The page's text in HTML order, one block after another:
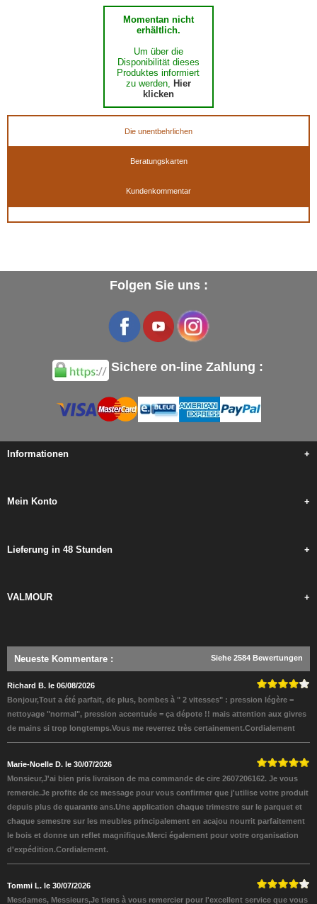
Momentan nicht
erhältlich.
Um über die
Disponibilität dieses
Produktes informiert
zu werden, Hier
klicken
Die unentbehrlichen
Beratungskarten
Kundenkommentar
Folgen Sie uns :
Sichere on-line Zahlung :
Informationen +
Mein Konto +
Lieferung in 48 Stunden +
VALMOUR +
Neueste Kommentare : Siehe 2584 Bewertungen
Richard B. le 06/08/2026
Bonjour,Tout a été parfait, de plus, bombes à " 2 vitesses" : pression légère =
nettoyage "normal", pression accentuée = ça dépote !! mais attention aux givres
de mains si trop longtemps.Vous me reverrez très certainement.Cordialement
Marie-Noelle D. le 30/07/2026
Monsieur,J'ai bien pris livraison de ma commande de cire 2607206162. Je vous
remercie.Je profite de ce message pour vous confirmer que j'utilise votre produit
depuis plus de quarante ans.Une application chaque trimestre sur le parquet et
chaque semestre sur les meubles principalement en acajou nourrit parfaitement
le bois et donne un reflet magnifique.Merci également pour votre organisation
d'expédition.Cordialement.
Tommi L. le 30/07/2026
Mesdames, Messieurs,Je tiens à vous remercier pour l'excellent service que vous